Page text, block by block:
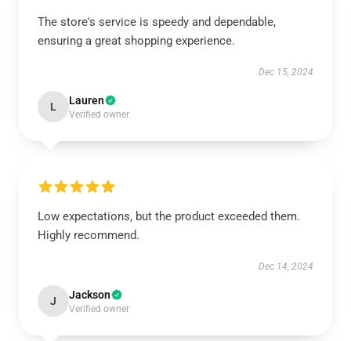
The store's service is speedy and dependable,
ensuring a great shopping experience.
Dec 15, 2024
L Lauren
Verified owner
Low expectations, but the product exceeded them.
Highly recommend.
Dec 14, 2024
J Jackson
Verified owner